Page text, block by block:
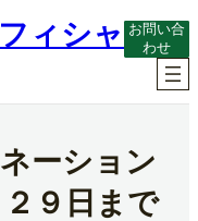
ィシャ
お問い合
わせ
ーション
９日まで